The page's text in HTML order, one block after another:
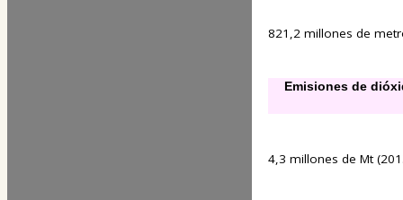
821,2 millones de
Emisiones de
4,3 millones de Mt